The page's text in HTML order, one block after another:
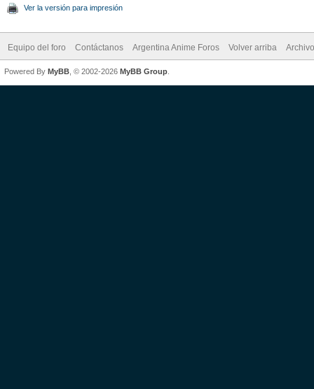
Ver la versión para impresión
Equipo del foro Contáctanos Argentina Anime Foros Volver arriba
Powered By MyBB , © 2002-2026 MyBB Group